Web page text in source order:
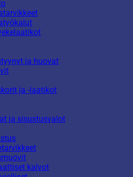
ja huovat
ja -laatikot
ja sisustusvalot
kalvot